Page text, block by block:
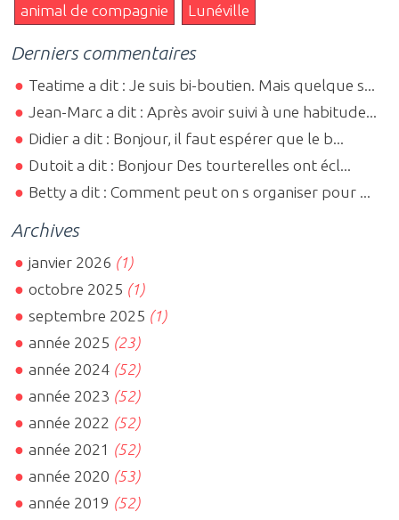
animal de compagnie
Lunéville
Derniers commentaires
Teatime a dit : Je suis bi-boutien. Mais quelque s...
Jean-Marc a dit : Après avoir suivi à une habitude...
Didier a dit : Bonjour, il faut espérer que le b...
Dutoit a dit : Bonjour Des tourterelles ont écl...
Betty a dit : Comment peut on s organiser pour ...
Archives
janvier 2026 (1)
octobre 2025 (1)
septembre 2025 (1)
année 2025 (23)
année 2024 (52)
année 2023 (52)
année 2022 (52)
année 2021 (52)
année 2020 (53)
année 2019 (52)